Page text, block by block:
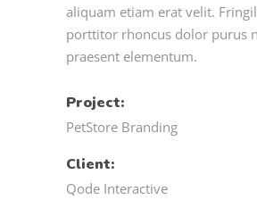
aliquam etiam erat velit.
porttitor rhoncus dolor purus
praesent elementum.
Project:
PetStore Branding
Client:
Qode Interactive